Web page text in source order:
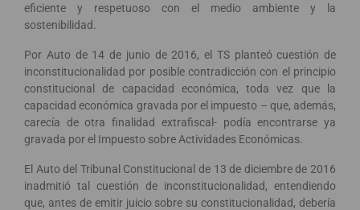
eficiente y respetuoso con el medio ambiente y la
sostenibilidad.
Por Auto de 14 de junio de 2016, el TS planteó cuestión de
inconstitucionalidad por posible contradicción con el principio
constitucional de capacidad económica, toda vez que la
capacidad económica gravada por el impuesto – que, además,
carecía de otra finalidad extrafiscal- podía encontrarse ya
gravada por el Impuesto sobre Actividades Económicas.
El Auto del Tribunal Constitucional de 13 de diciembre de 2016
inadmitió tal cuestión de inconstitucionalidad, entendiendo
que, antes de emitir juicio sobre su constitucionalidad, debería